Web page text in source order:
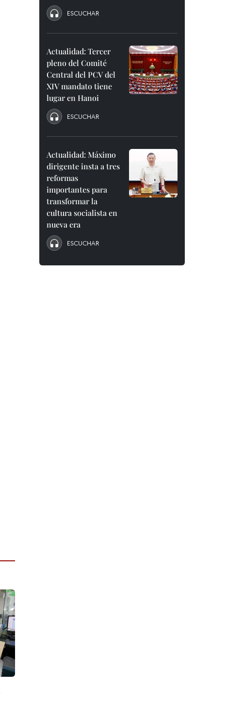
ESCUCHAR
Actualidad: Tercer
pleno del Comité
Central del PCV del
XIV mandato tiene
lugar en Hanoi
ESCUCHAR
Actualidad: Máximo
dirigente insta a tres
reformas
importantes para
transformar la
cultura socialista en
nueva era
ESCUCHAR